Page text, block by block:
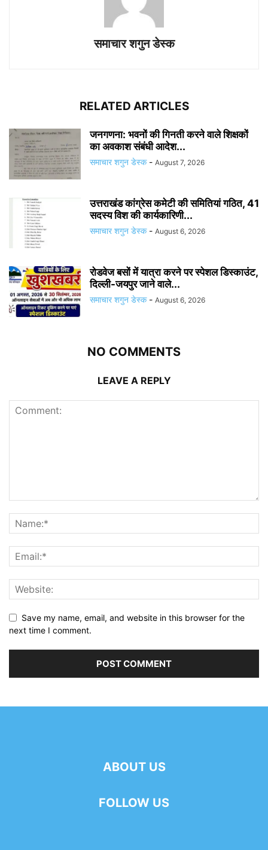
समाचार शगुन डेस्क
RELATED ARTICLES
जनगणना: भवनों की गिनती करने वाले शिक्षकों
का अवकाश संबंधी आदेश...
समाचार शगुन डेस्क - August 7, 2026
उत्तराखंड कांग्रेस कमेटी की समितियां गठित, 41
सदस्य विश की कार्यकारिणी...
समाचार शगुन डेस्क - August 6, 2026
रोडवेज बसों में यात्रा करने पर स्पेशल डिस्काउंट,
दिल्ली-जयपुर जाने वाले...
समाचार शगुन डेस्क - August 6, 2026
NO COMMENTS
LEAVE A REPLY
Save my name, email, and website in this browser for the
next time I comment.
ABOUT US
FOLLOW US